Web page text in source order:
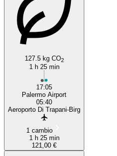
Trapani
127.5 kg CO2
1 h 25 min
17:05
Palermo Airport
05:40
Aeroporto Di Trapani-Birg
1 cambio
1 h 25 min
121,00 €